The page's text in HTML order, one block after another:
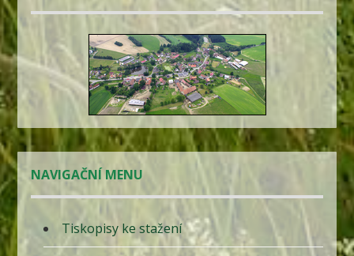
NAVIGAČNÍ MENU
Tiskopisy ke stažení